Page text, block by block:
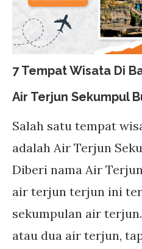
7 Tempat Wisata Di
Air Terjun Sekumpul
Salah satu tempat
adalah Air Terjun
Diberi nama Air
air terjun terjun ini
sekumpulan air
atau dua air terjun,